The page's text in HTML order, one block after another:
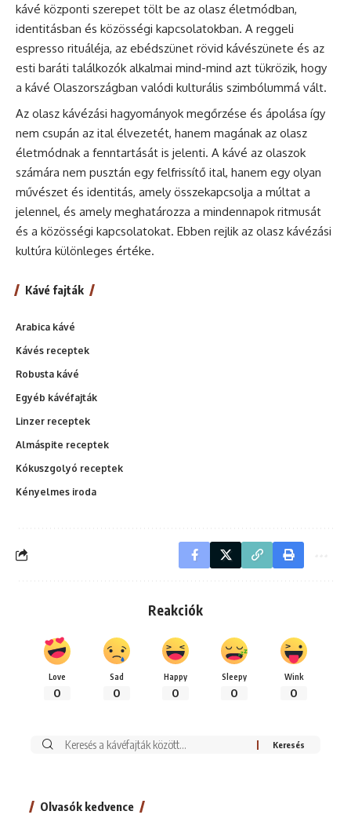
kávé központi szerepet tölt be az olasz életmódban,
identitásban és közösségi kapcsolatokban. A reggeli
espresso rituáléja, az ebédszünet rövid kávészünete és az
esti baráti találkozók alkalmai mind-mind azt tükrözik, hogy
a kávé Olaszországban valódi kulturális szimbólummá vált.
Az olasz kávézási hagyományok megőrzése és ápolása így
nem csupán az ital élvezetét, hanem magának az olasz
életmódnak a fenntartását is jelenti. A kávé az olaszok
számára nem pusztán egy felfrissítő ital, hanem egy olyan
művészet és identitás, amely összekapcsolja a múltat a
jelennel, és amely meghatározza a mindennapok ritmusát
és a közösségi kapcsolatokat. Ebben rejlik az olasz kávézási
kultúra különleges értéke.
Kávé fajták
Arabica kávé
Kávés receptek
Robusta kávé
Egyéb kávéfajták
Linzer receptek
Almáspite receptek
Kókuszgolyó receptek
Kényelmes iroda
Reakciók
Love
0
Sad
0
Happy
0
Sleepy
0
Wink
0
Keresés:
Olvasók kedvence